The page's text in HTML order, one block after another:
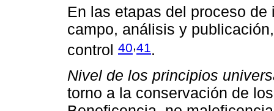
En las etapas del proceso
campo, análisis y
control 40,41 .
Nivel de los principios
torno a la conservación de